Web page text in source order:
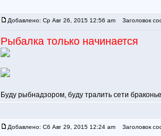
Добавлено: Ср Авг 26, 2015 12:56 am Заголовок
Рыбалка только начинается
Буду рыбнадзором, буду тралить сети
Добавлено: Сб Авг 29, 2015 12:24 am Заголовок